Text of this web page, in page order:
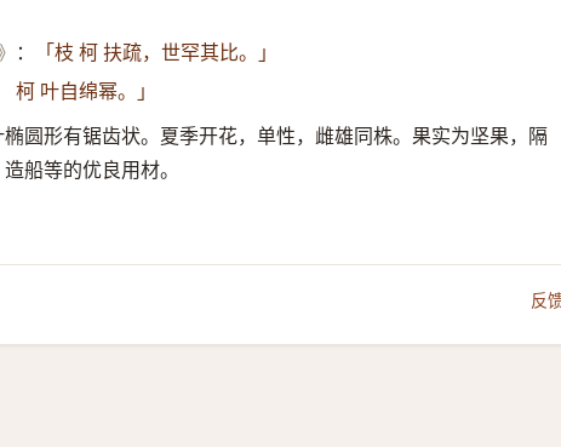
：
「枝 柯 扶疏，世罕其比。」
柯 叶自绵幂。」
圆形有锯齿状。夏季开花，单性，雌雄同株。果实为坚果，隔
船等的优良用材。
反